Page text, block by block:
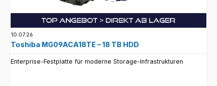
10.07.26
Toshiba MG09ACA18TE – 18 TB HDD
Enterprise-Festplatte für moderne Storage-Infrastrukturen